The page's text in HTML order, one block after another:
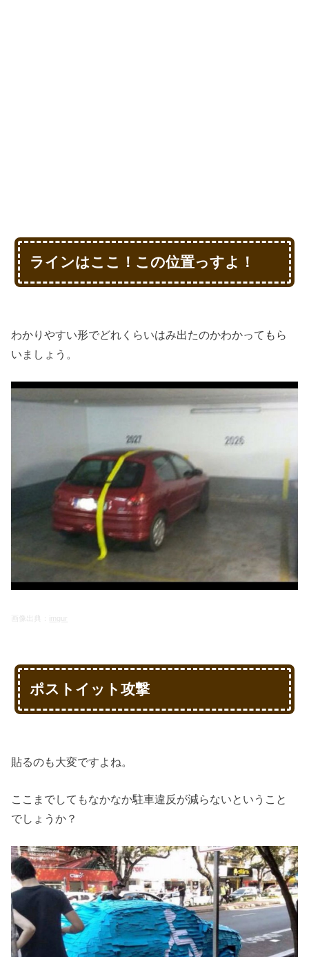
ラインはここ！この位置っすよ！
わかりやすい形でどれくらいはみ出たのかわかってもら
いましょう。
画像出典： imgur
ポストイット攻撃
貼るのも大変ですよね。
ここまでしてもなかなか駐車違反が減らないということ
でしょうか？